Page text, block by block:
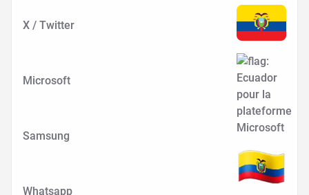
X / Twitter
Microsoft
Samsung
Whatsapp